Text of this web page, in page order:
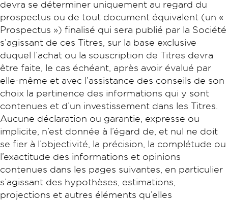
devra se déterminer uniquement au regard du
prospectus ou de tout document équivalent (un «
Prospectus ») finalisé qui sera publié par la Société
s’agissant de ces Titres, sur la base exclusive
duquel l’achat ou la souscription de Titres devra
être faite, le cas échéant, après avoir évalué par
elle-même et avec l’assistance des conseils de son
choix la pertinence des informations qui y sont
contenues et d’un investissement dans les Titres.
Aucune déclaration ou garantie, expresse ou
implicite, n’est donnée à l’égard de, et nul ne doit
se fier à l’objectivité, la précision, la complétude ou
l’exactitude des informations et opinions
contenues dans les pages suivantes, en particulier
s’agissant des hypothèses, estimations,
projections et autres éléments qu’elles